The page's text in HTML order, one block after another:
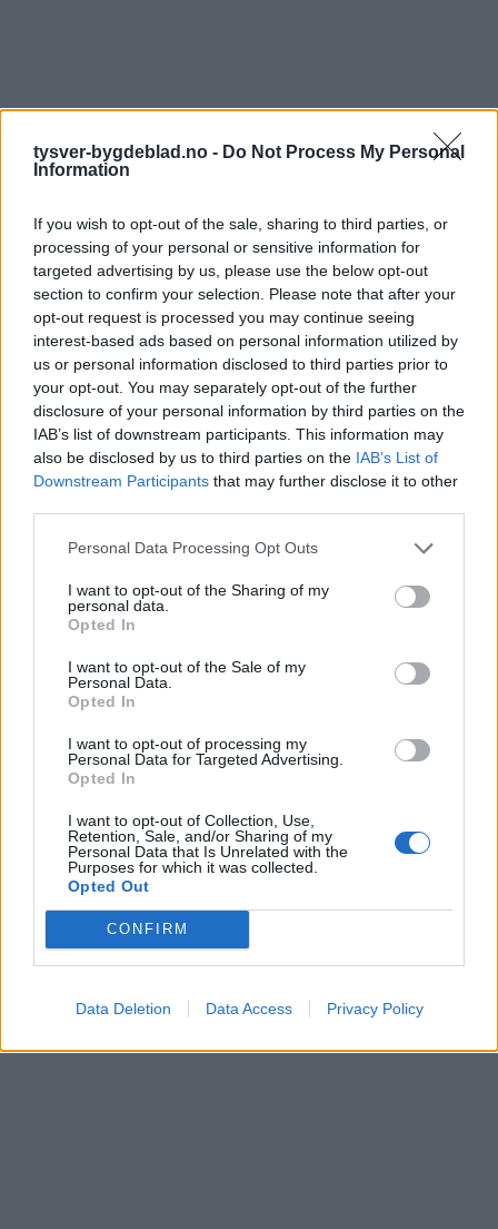
tysver-bygdeblad.no - Do Not Process My Personal
Information
If you wish to opt-out of the sale, sharing to third parties, or
processing of your personal or sensitive information for
targeted advertising by us, please use the below opt-out
section to confirm your selection. Please note that after your
opt-out request is processed you may continue seeing
interest-based ads based on personal information utilized by
us or personal information disclosed to third parties prior to
your opt-out. You may separately opt-out of the further
disclosure of your personal information by third parties on the
IAB’s list of downstream participants. This information may
also be disclosed by us to third parties on the IAB’s List of
Downstream Participants that may further disclose it to other
Personal Data Processing Opt Outs
I want to opt-out of the Sharing of my
personal data.
Opted In
I want to opt-out of the Sale of my
Personal Data.
Opted In
I want to opt-out of processing my
Personal Data for Targeted Advertising.
Opted In
I want to opt-out of Collection, Use,
Retention, Sale, and/or Sharing of my
Personal Data that Is Unrelated with the
Purposes for which it was collected.
Opted Out
CONFIRM
Data Deletion Data Access Privacy Policy